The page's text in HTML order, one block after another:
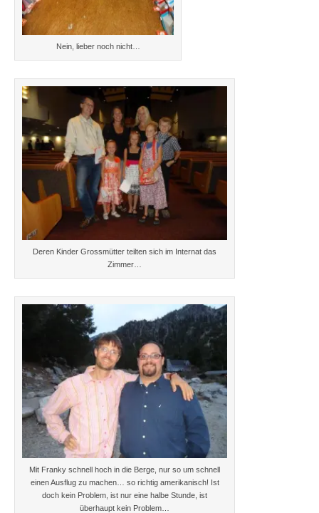
Nein, lieber noch nicht…
Deren Kinder Grossmütter teilten sich im Internat das
Zimmer…
Mit Franky schnell hoch in die Berge, nur so um schnell
einen Ausflug zu machen… so richtig amerikanisch! Ist
doch kein Problem, ist nur eine halbe Stunde, ist
überhaupt kein Problem…